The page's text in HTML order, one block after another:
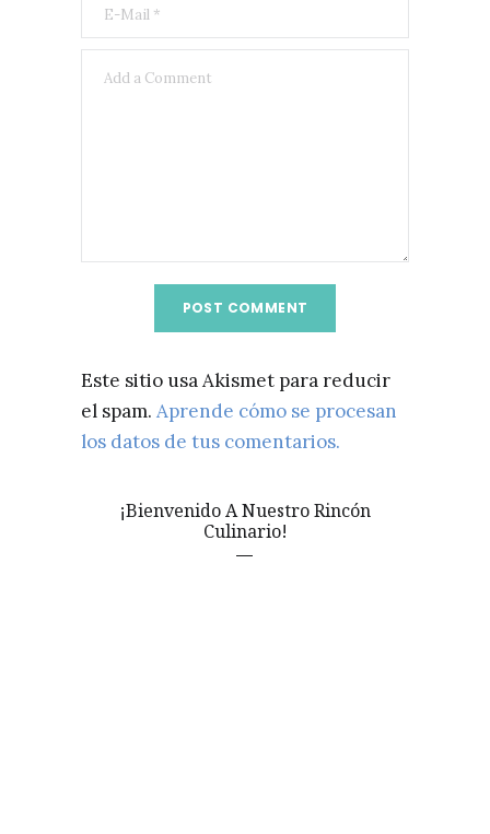
Este sitio usa Akismet para reducir
el spam. Aprende cómo se procesan
los datos de tus comentarios.
¡Bienvenido A Nuestro Rincón
Culinario!